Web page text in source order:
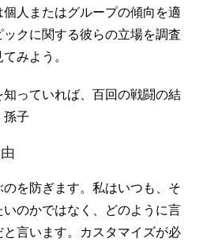
人またはグループの傾向を適
クに関する彼らの立場を調査
みよう。
知っていれば、百回の戦闘の結
子
を防ぎます。私はいつも、そ
のかではなく、どのように言
言います。カスタマイズが必